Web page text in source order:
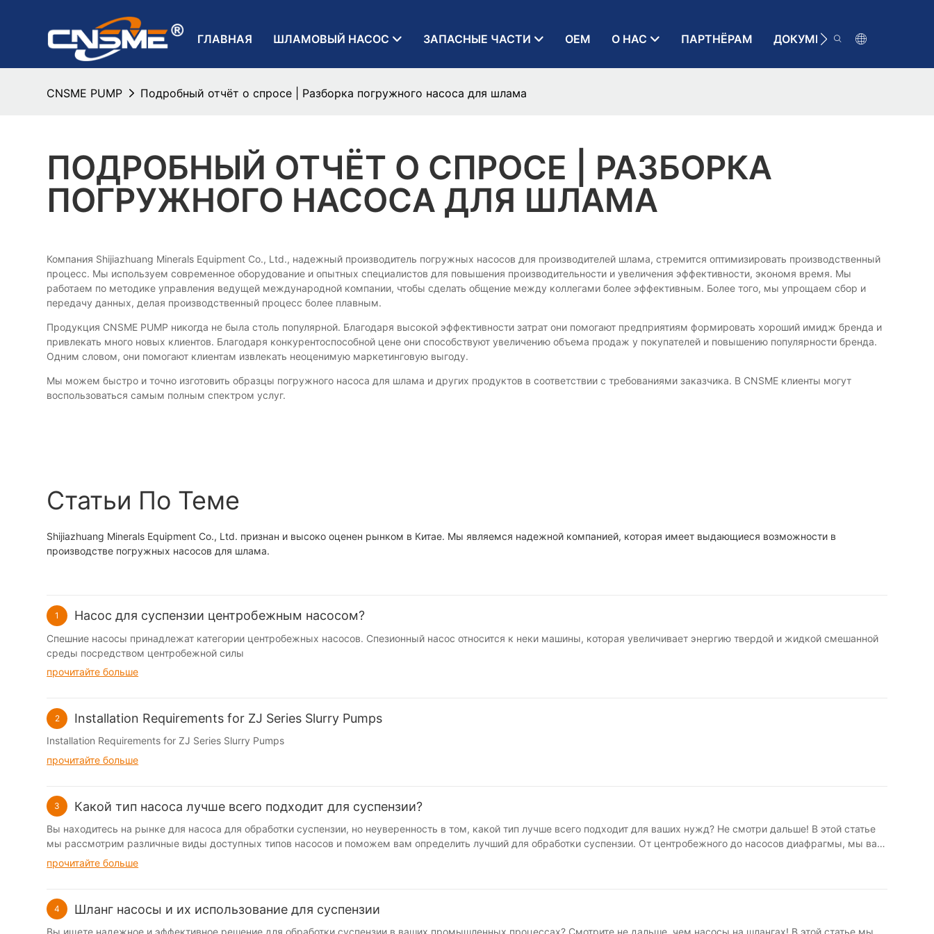
ГЛАВНАЯ ШЛАМОВЫЙ НАСОС ЗАПАСНЫЕ ЧАСТИ OEM О НАС ПАРТНЁРАМ ДОКУМЕНТАЦИЯ
CNSME PUMP Подробный отчёт о спросе | Разборка погружного насоса для шлама
ПОДРОБНЫЙ ОТЧЁТ О СПРОСЕ | РАЗБОРКА
ПОГРУЖНОГО НАСОСА ДЛЯ ШЛАМА
Компания Shijiazhuang Minerals Equipment Co., Ltd., надежный производитель погружных насосов для производителей шлама, стремится оптимизировать производственный
процесс. Мы используем современное оборудование и опытных специалистов для повышения производительности и увеличения эффективности, экономя время. Мы
работаем по методике управления ведущей международной компании, чтобы сделать общение между коллегами более эффективным. Более того, мы упрощаем сбор и
передачу данных, делая производственный процесс более плавным.
Продукция CNSME PUMP никогда не была столь популярной. Благодаря высокой эффективности затрат они помогают предприятиям формировать хороший имидж бренда и
привлекать много новых клиентов. Благодаря конкурентоспособной цене они способствуют увеличению объема продаж у покупателей и повышению популярности бренда.
Одним словом, они помогают клиентам извлекать неоценимую маркетинговую выгоду.
Мы можем быстро и точно изготовить образцы погружного насоса для шлама и других продуктов в соответствии с требованиями заказчика. В CNSME клиенты могут
воспользоваться самым полным спектром услуг.
Статьи По Теме
Shijiazhuang Minerals Equipment Co., Ltd. признан и высоко оценен рынком в Китае. Мы являемся надежной компанией, которая имеет выдающиеся возможности в
производстве погружных насосов для шлама.
1 Насос для суспензии центробежным насосом?
Спешние насосы принадлежат категории центробежных насосов. Спезионный насос относится к неки машины, которая увеличивает энергию твердой и жидкой смешанной
среды посредством центробежной силы
прочитайте больше
2 Installation Requirements for ZJ Series Slurry Pumps
Installation Requirements for ZJ Series Slurry Pumps
прочитайте больше
3 Какой тип насоса лучше всего подходит для суспензии?
Вы находитесь на рынке для насоса для обработки суспензии, но неуверенность в том, какой тип лучше всего подходит для ваших нужд? Не смотри дальше! В этой статье
мы рассмотрим различные виды доступных типов насосов и поможем вам определить лучший для обработки суспензии. От центробежного до насосов диафрагмы, мы вас
покрыли. Продолжайте читать, чтобы найти идеальный насос для ваших приложений для суспензии. 1. Понимание суспензии и ее проблем Славка представляет собой смесь
твердых частиц и жидкости, часто встречающейся в таких отраслях, как добыча полезных ископаемых, строительство и очистка сточных вод. Высокая концентрация
правильного насоса для суспензии При работе со суспензией использование неправильного типа насоса может привести к неэффективности, увеличению затрат на
техническое обслуживание и потенциальному времени простоя. Крайне важно выбрать насос, который специально предназначен для обработки абразивной и высокой
природы суспензии для обеспечения оптимальной производительности и долговечности. 3. Различные типы насосов для применений суспензии Существует несколько
прочитайте больше
4 Шланг насосы и их использование для суспензии
Вы ищете надежное и эффективное решение для обработки суспензии в ваших промышленных процессах? Смотрите не дальше, чем насосы на шлангах! В этой статье мы